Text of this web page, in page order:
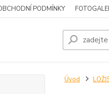
PODMÍNKY
Úvod